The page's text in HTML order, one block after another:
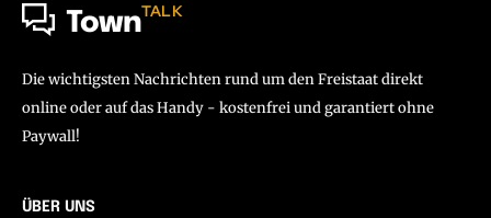
TownTALK
Die wichtigsten Nachrichten rund um den Freistaat direkt
online oder auf das Handy - kostenfrei und garantiert ohne
Paywall!
ÜBER UNS